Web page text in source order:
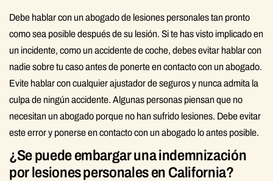
Debe hablar con un abogado de lesiones personales tan pronto
como sea posible después de su lesión. Si te has visto implicado en
un incidente, como un accidente de coche, debes evitar hablar con
nadie sobre tu caso antes de ponerte en contacto con un abogado.
Evite hablar con cualquier ajustador de seguros y nunca admita la
culpa de ningún accidente. Algunas personas piensan que no
necesitan un abogado porque no han sufrido lesiones. Debe evitar
este error y ponerse en contacto con un abogado lo antes posible.
¿Se puede embargar una indemnización
por lesiones personales en California?